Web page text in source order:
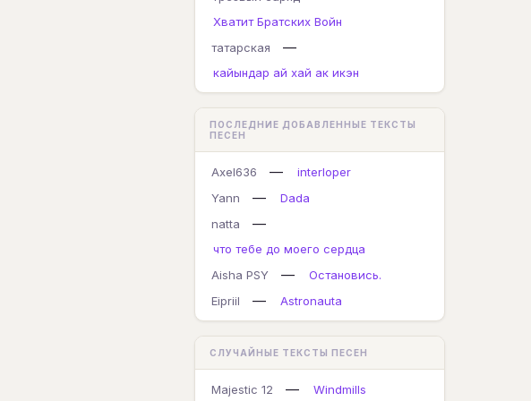
Хватит Братских Войн
татарская
—
кайындар ай хай ак икэн
ПОСЛЕДНИЕ ДОБАВЛЕННЫЕ ТЕКСТЫ
ПЕСЕН
Axel636 —
interloper
Yann
—
Dada
natta
—
что тебе до моего сердца
Aisha PSY
—
Остановись.
Eipriil
— Astronauta
СЛУЧАЙНЫЕ ТЕКСТЫ ПЕСЕН
Majestic 12 — Windmills